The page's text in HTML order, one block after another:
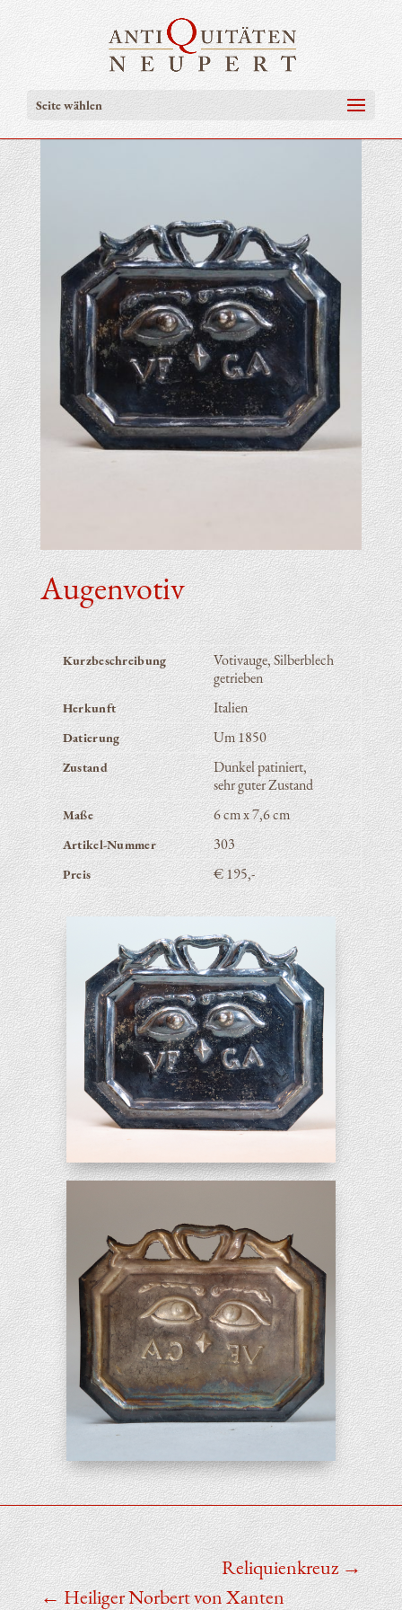
Seite wählen
Augen­vo­tiv
Kurz­be­schrei­bung
Votiv­au­ge, Silberblech
getrieben
Her­kunft Ita­li­en
Datie­rung Um 1850
Zustand
Dun­kel patiniert,
sehr guter Zustand
Maße 6 cm x 7,6 cm
Artikel-Nummer 303
Preis € 195,-
Reli­qui­en­kreuz
Hei­li­ger Nor­bert von Xan­ten